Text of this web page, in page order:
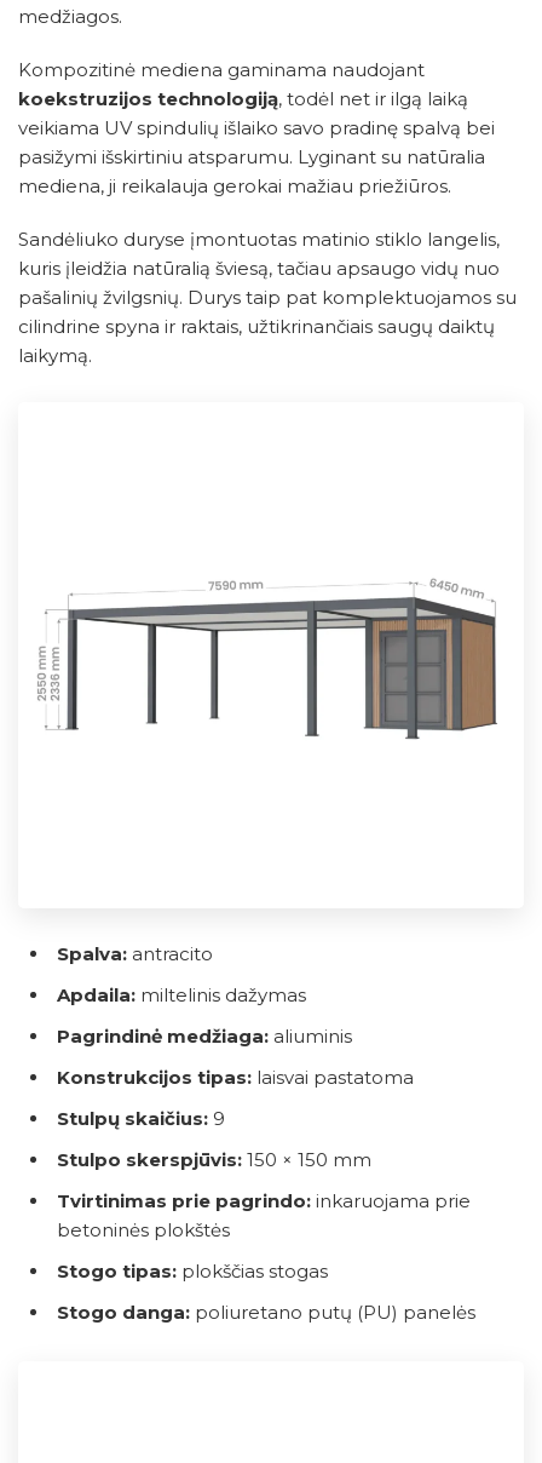
medžiagos.
Kompozitinė mediena gaminama naudojant
koekstruzijos technologiją, todėl net ir ilgą laiką
veikiama UV spindulių išlaiko savo pradinę spalvą bei
pasižymi išskirtiniu atsparumu. Lyginant su natūralia
mediena, ji reikalauja gerokai mažiau priežiūros.
Sandėliuko duryse įmontuotas matinio stiklo langelis,
kuris įleidžia natūralią šviesą, tačiau apsaugo vidų nuo
pašalinių žvilgsnių. Durys taip pat komplektuojamos su
cilindrine spyna ir raktais, užtikrinančiais saugų daiktų
laikymą.
Spalva: antracito
Apdaila: miltelinis dažymas
Pagrindinė medžiaga: aliuminis
Konstrukcijos tipas: laisvai pastatoma
Stulpų skaičius: 9
Stulpo skerspjūvis: 150 × 150 mm
Tvirtinimas prie pagrindo: inkaruojama prie
betoninės plokštės
Stogo tipas: plokščias stogas
Stogo danga: poliuretano putų (PU) panelės